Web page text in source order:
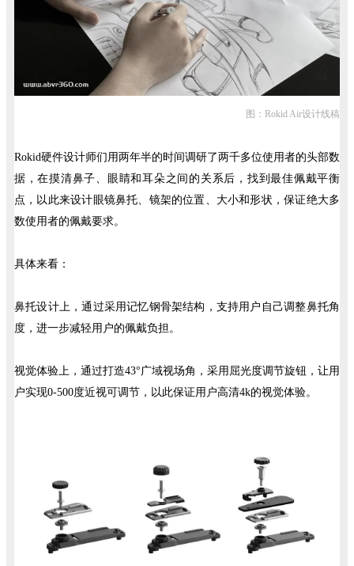
图：Rokid Air设计线稿
Rokid硬件设计师们用两年半的时间调研了两千多位使用者的头部数
据，在摸清鼻子、眼睛和耳朵之间的关系后，找到最佳佩戴平衡
点，以此来设计眼镜鼻托、镜架的位置、大小和形状，保证绝大多
数使用者的佩戴要求。
具体来看：
鼻托设计上，通过采用记忆钢骨架结构，支持用户自己调整鼻托角
度，进一步减轻用户的佩戴负担。
视觉体验上，通过打造43°广域视场角，采用屈光度调节旋钮，让用
户实现0-500度近视可调节，以此保证用户高清4k的视觉体验。